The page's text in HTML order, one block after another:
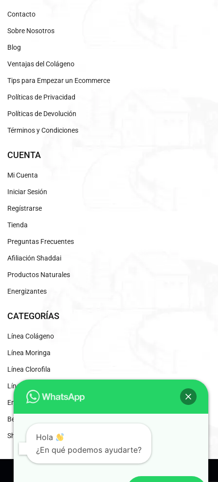
Contacto
Sobre Nosotros
Blog
Ventajas del Colágeno
Tips para Empezar un Ecommerce
Políticas de Privacidad
Políticas de Devolución
Términos y Condiciones
CUENTA
Mi Cuenta
Iniciar Sesión
Regístrarse
Tienda
Preguntas Frecuentes
Afiliación Shaddai
Productos Naturales
Energizantes
CATEGORÍAS
Línea Colágeno
Línea Moringa
Línea Clorofila
Línea Desintoxicantes
Energizante Natural
Beneficios del Café Liofilizado
Shaddai Inscripción
© 2024 Shaddai. Distribuidores Independientes.
Hola
¿En qué podemos ayudarte?